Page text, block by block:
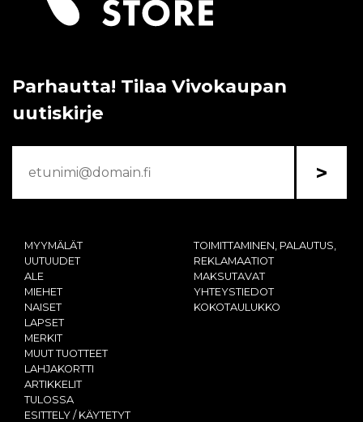
Parhautta! Tilaa Vivokaupan
uutiskirje
>
MYYMÄLÄT
UUTUUDET
ALE
MIEHET
NAISET
LAPSET
MERKIT
MUUT TUOTTEET
LAHJAKORTTI
ARTIKKELIT
TULOSSA
ESITTELY / KÄYTETYT
TOIMITTAMINEN, PALAUTUS,
REKLAMAATIOT
MAKSUTAVAT
YHTEYSTIEDOT
KOKOTAULUKKO